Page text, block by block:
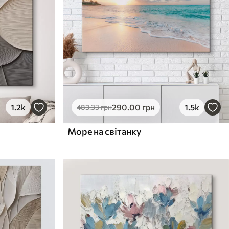
1.2k 483.33грн290.00 грн 1.5k
Море на світанку